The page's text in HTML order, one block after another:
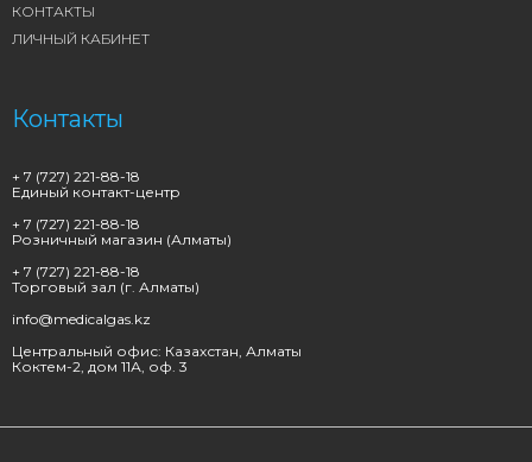
КОНТАКТЫ
ЛИЧНЫЙ КАБИНЕТ
Контакты
+ 7 (727) 221-88-18
Единый контакт-центр
+ 7 (727) 221-88-18
Розничный магазин (Алматы)
+ 7 (727) 221-88-18
Торговый зал (г. Алматы)
info@medicalgas.kz
Центральный офис: Казахстан, Алматы
Коктем-2, дом 11А, оф. 3